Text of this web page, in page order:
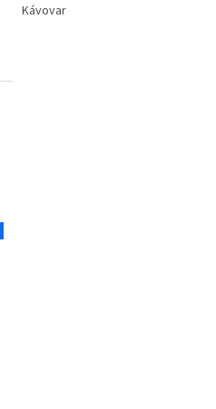
Kávovar